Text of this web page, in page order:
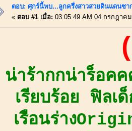
ตอบ: ศุกร์นี้พบ...ลูกครึ่งสาวสวยดินแดนซา
« ตอบ #1 เมื่อ: 03:05:49 AM 04 กรกฎาค
น่าร้ากกน่าร็อ
เรียบร้อย ฟิล
เรือนร่าง